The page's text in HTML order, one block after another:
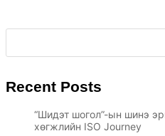
Recent Posts
“Шидэт шогол”-ын шинэ
хөгжлийн ISO Journey